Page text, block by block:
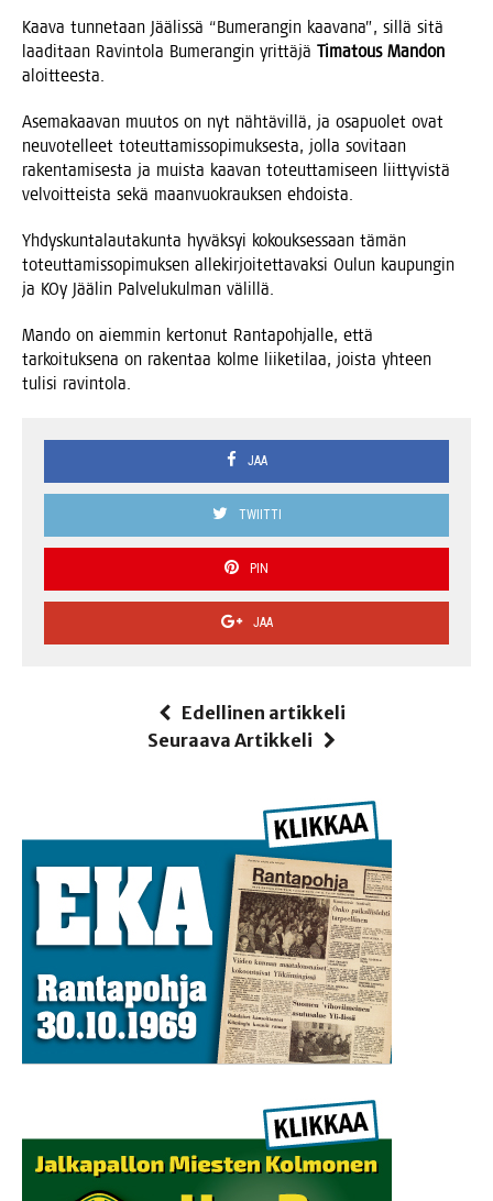
Kaa­va tun­ne­taan Jää­lis­sä “Bume­ran­gin kaa­va­na”, sil­lä sitä
laa­di­taan Ravin­to­la Bume­ran­gin yrit­tä­jä Tima­tous Man­don
aloitteesta.
Ase­ma­kaa­van muu­tos on nyt näh­tä­vil­lä, ja osa­puo­let ovat
neu­vo­tel­leet toteut­ta­mis­so­pi­muk­ses­ta, jol­la sovi­taan
raken­ta­mi­ses­ta ja muis­ta kaa­van toteut­ta­mi­seen liit­ty­vis­tä
vel­voit­teis­ta sekä maan­vuo­krauk­sen ehdoista.
Yhdys­kun­ta­lau­ta­kun­ta hyväk­syi kokouk­ses­saan tämän
toteut­ta­mis­so­pi­muk­sen alle­kir­joi­tet­ta­vak­si Oulun kau­pun­gin
ja KOy Jää­lin Pal­ve­lu­kul­man välillä.
Man­do on aiem­min ker­to­nut Ran­ta­poh­jal­le, että
tar­koi­tuk­se­na on raken­taa kol­me lii­ke­ti­laa, jois­ta yhteen
tuli­si ravintola.
JAA
TWIITTI
PIN
JAA
Edellinen artikkeli
Seuraava Artikkeli